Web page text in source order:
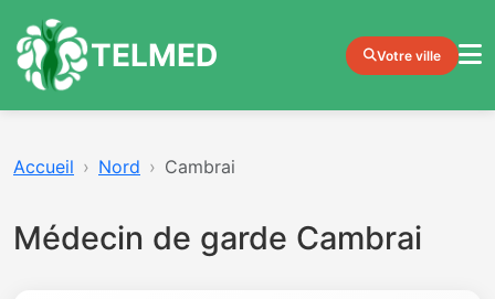
TELMED Votre ville
Accueil Nord Cambrai
Médecin de garde Cambrai